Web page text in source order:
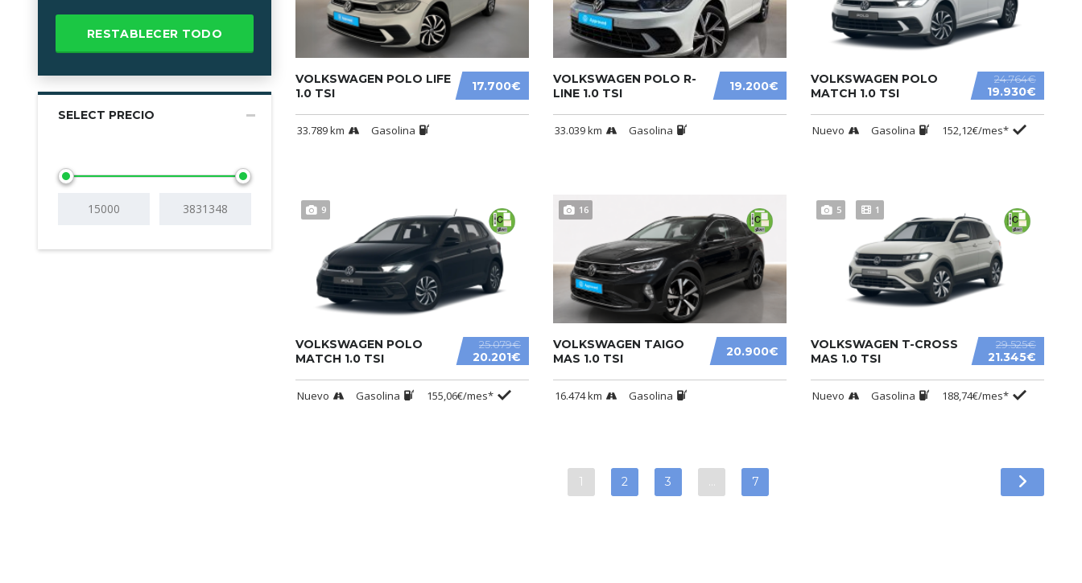
RESTABLECER TODO
SELECT PRECIO
17.700€
VOLKSWAGEN POLO LIFE
1.0 TSI
33.789 km Gasolina
19.200€
VOLKSWAGEN POLO R-
LINE 1.0 TSI
33.039 km Gasolina
24.764€
19.930€
VOLKSWAGEN POLO
MATCH 1.0 TSI
Nuevo Gasolina 152,12€/mes*
9
25.079€
20.201€
VOLKSWAGEN POLO
MATCH 1.0 TSI
Nuevo Gasolina 155,06€/mes*
16
20.900€
VOLKSWAGEN TAIGO
MAS 1.0 TSI
16.474 km Gasolina
5 1
29.525€
21.345€
VOLKSWAGEN T-CROSS
MAS 1.0 TSI
Nuevo Gasolina 188,74€/mes*
1 2 3 … 7